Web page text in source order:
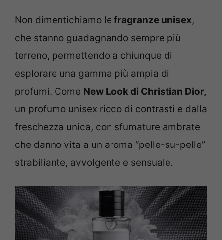
Non dimentichiamo le fragranze unisex,
che stanno guadagnando sempre più
terreno, permettendo a chiunque di
esplorare una gamma più ampia di
profumi. Come New Look di Christian Dior,
un profumo unisex ricco di contrasti e dalla
freschezza unica, con sfumature ambrate
che danno vita a un aroma “pelle-su-pelle”
strabiliante, avvolgente e sensuale.